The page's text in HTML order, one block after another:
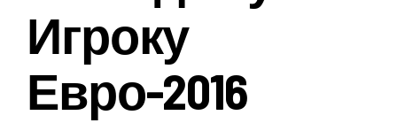
Игроку
Евро-2016